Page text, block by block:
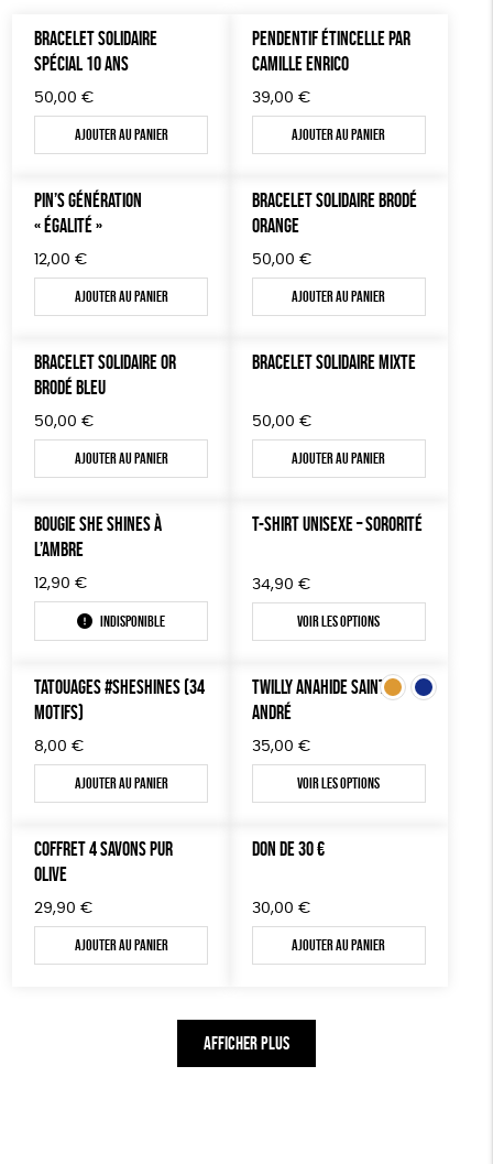
Fabrication artisanale Oeko-Tex
BRACELET SOLIDAIRE
SPÉCIAL 10 ANS
50,00 €
Ajouter au panier
PENDENTIF ÉTINCELLE PAR
CAMILLE ENRICO
39,00 €
Ajouter au panier
PIN’S GÉNÉRATION
« ÉGALITÉ »
12,00 €
Ajouter au panier
BRACELET SOLIDAIRE BRODÉ
ORANGE
50,00 €
Ajouter au panier
BRACELET SOLIDAIRE OR
BRODÉ BLEU
50,00 €
Ajouter au panier
BRACELET SOLIDAIRE MIXTE
50,00 €
Ajouter au panier
BOUGIE SHE SHINES À
L’AMBRE
12,90 €
Indisponible
T-SHIRT UNISEXE – SORORITÉ
34,90 €
Voir les options
TATOUAGES #SHESHINES (34
MOTIFS)
8,00 €
Ajouter au panier
TWILLY ANAHIDE SAINT
ANDRÉ
35,00 €
Voir les options
COFFRET 4 SAVONS PUR
OLIVE
29,90 €
Ajouter au panier
DON DE 30 €
30,00 €
Ajouter au panier
AFFICHER PLUS